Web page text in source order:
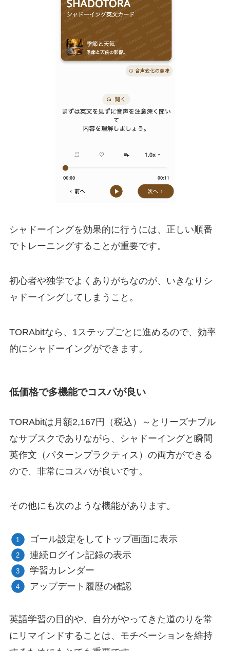
シャドーイングを効果的に行うには、正しい順番
でトレーニングすることが重要です。
初心者や独学でよくありがちなのが、いきなりシ
ャドーイングしてしまうこと。
TORAbitなら、1ステップごとに進めるので、効率
的にシャドーイングができます。
低価格で多機能でコスパが良い
TORAbitは月額2,167円（税込）～とリーズナブル
なサブスクでありながら、シャドーイングと瞬間
英作文（パターンプラクティス）の両方ができる
ので、非常にコスパが良いです。
その他にも次のような機能があります。
ゴール設定をしてトップ画面に表示
連続ログイン記録の表示
学習カレンダー
アップデート履歴の確認
英語学習の目的や、自分がやってきた道のりを常
にリマインドすることは、モチベーションを維持